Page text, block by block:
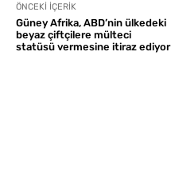
ÖNCEKI İÇERIK
Güney Afrika, ABD’nin ülkedeki
beyaz çiftçilere mülteci
statüsü vermesine itiraz ediyor